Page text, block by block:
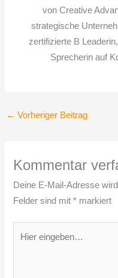
von Creative
strategische
zertifizierte B
Sprecherin auf
← Vorheriger Beitrag
Kommentar
Deine E-Mail-Adresse
Felder sind mit* markiert
eingeben…